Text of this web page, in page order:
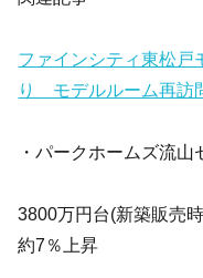
ファインシティ東松
り モデルルーム再訪
・パークホームズ流
3800万円台(新築販
約7％上昇